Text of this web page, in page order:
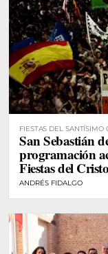
FIESTAS DEL SANTÍSIMO
San Sebastián
programación
Fiestas del
ANDRÉS FIDALGO